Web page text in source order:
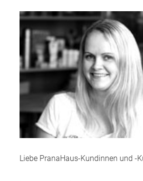
Liebe PranaHaus-Kundinnen und -